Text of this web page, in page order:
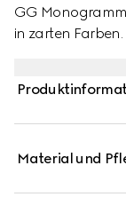
GG Monogramm
in zarten Farben.
Material und